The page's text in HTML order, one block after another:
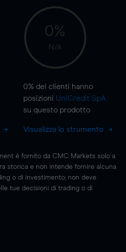
0%
N/A
0% dei clienti hanno
posizioni UniCredit SpA
su questo prodotto
Visualizza lo strumento
è fornito da CMC Markets solo a
storica e non intende fornire alcuna
o di investimento; non deve
tue decisioni di trading o di